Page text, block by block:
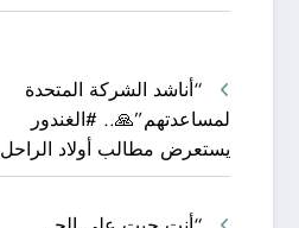
“أناشد الشركة المتحدة
لمساعدتهم”🙏.. #الغندور
يستعرض مطالب أولاد الراحل